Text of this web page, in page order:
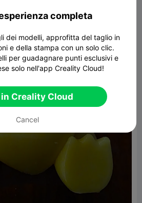
completa
dei modelli, approfitta del taglio in
e della stampa con un solo clic.
per guadagnare punti esclusivi e
solo nell'app Creality Cloud!
Creality Cloud
Cancel